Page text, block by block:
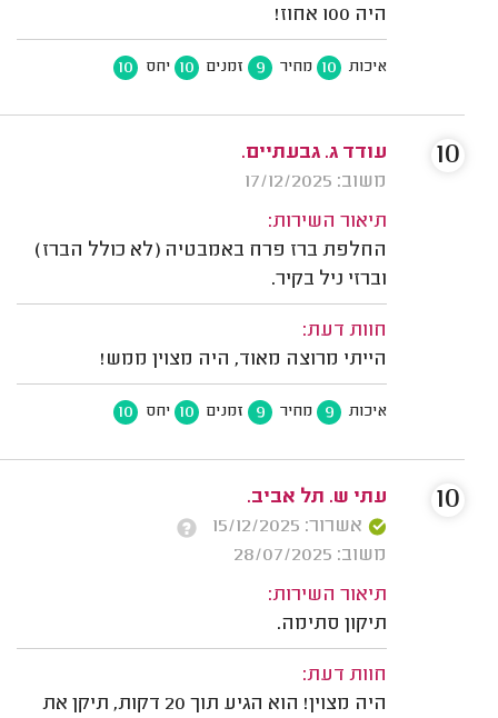
היה 100 אחוז!
איכות 10 מחיר 9 זמנים 10 יחס 10
עודד ג. גבעתיים.
משוב: 17/12/2025
תיאור השירות:
החלפת ברז פרח באמבטיה (לא כולל הברז)
וברזי ניל בקיר.
חוות דעת:
הייתי מרוצה מאוד, היה מצוין ממש!
איכות 9 מחיר 9 זמנים 10 יחס 10
10
עתי ש. תל אביב.
אשרור: 15/12/2025
משוב: 28/07/2025
תיאור השירות:
תיקון סתימה.
חוות דעת:
היה מצוין! הוא הגיע תוך 20 דקות, תיקן את
10